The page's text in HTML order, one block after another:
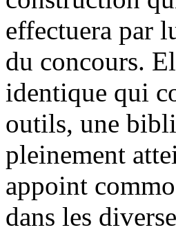
effectuera par
du concours.
identique qui
outils, une
pleinement
appoint
dans les